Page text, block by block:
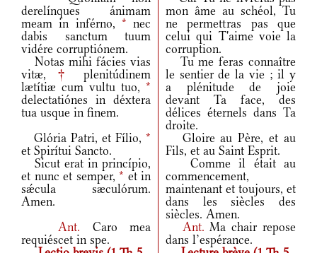
derelínques ánimam
meam in inférno, * nec
dabis sanctum tuum
vidére corruptiónem.
mon âme au schéol, Tu
ne permettras pas que
celui qui T'aime voie la
corruption.
Notas mihi fácies vias
vitæ, †
plenitúdinem
lætítiæ cum vultu tuo, *
delectatiónes in déxtera
tua usque in finem.
Tu me feras connaître
le sentier de la vie ; il y
a plénitude de joie
devant Ta face, des
délices éternels dans Ta
droite.
Glória Patri, et Fílio, *
et Spirítui Sancto.
Gloire au Père, et au
Fils, et au Saint Esprit.
Sicut erat in princípio,
et nunc et semper, * et in
sǽcula sæculórum.
Amen.
Comme il était au
commencement,
maintenant et toujours, et
dans les siècles des
siècles. Amen.
Ant. Caro mea
requiéscet in spe.
Ant.Ma chair repose
dans l’espérance.